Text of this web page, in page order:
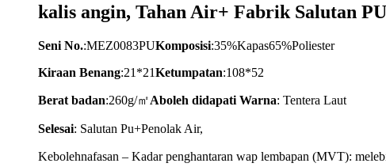
kalis angin, Tahan Air+ Fabrik Salutan PU
Seni No.:MEZ0083PUKomposisi:35%Kapas65%Poliester
Kiraan Benang:21*21Ketumpatan:108*52
Berat badan:260g/㎡Aboleh didapati Warna: Tentera Laut
Selesai: Salutan Pu+Penolak Air,
Kebolehnafasan – Kadar penghantaran wap lembapan (MVT):